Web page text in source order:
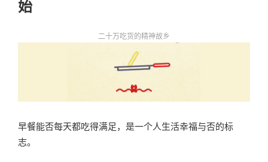
始
二十万吃货的精神故乡
早餐能否每天都吃得满足，是一个人生活幸福与否的标
志。